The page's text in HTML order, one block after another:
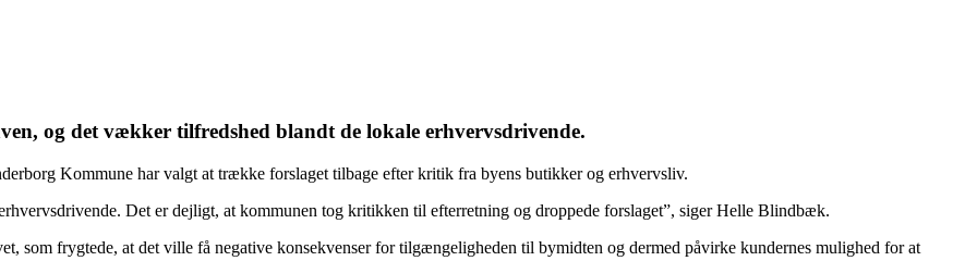
og det vækker tilfredshed blandt de lokale erhvervsdrivende.
Kommune har valgt at trække forslaget tilbage efter kritik fra byens butikker og erhvervsliv.
Det er dejligt, at kommunen tog kritikken til efterretning og droppede forslaget”, siger Helle Blindbæk.
som frygtede, at det ville få negative konsekvenser for tilgængeligheden til bymidten og dermed påvirke kundernes mulighed for at